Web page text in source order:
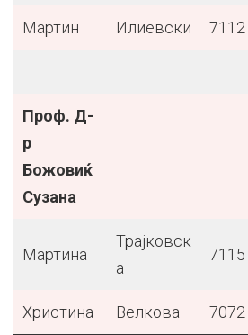
Мартин Илиевски 7112
Проф. Д-
р
Божовиќ
Сузана
Мартина
Трајковск
а
7115
Христина Велкова 7072